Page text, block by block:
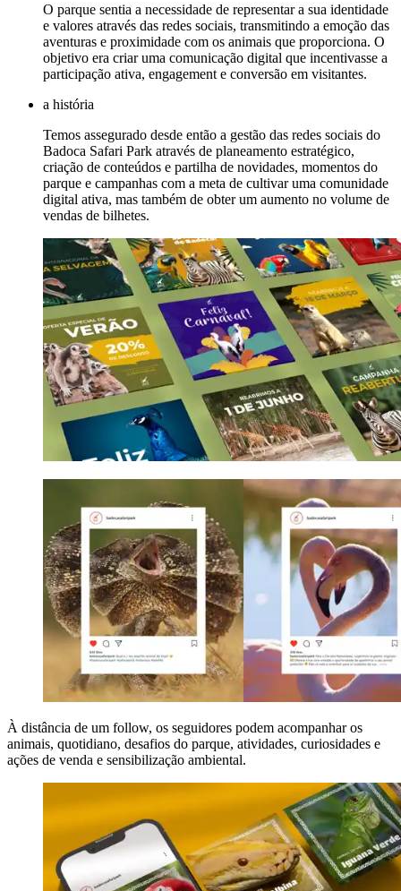
O parque sentia a necessidade de representar a sua identidade
e valores através das redes sociais, transmitindo a emoção das
aventuras e proximidade com os animais que proporciona. O
objetivo era criar uma comunicação digital que incentivasse a
participação ativa, engagement e conversão em visitantes.
a história
Temos assegurado desde então a gestão das redes sociais do
Badoca Safari Park através de planeamento estratégico,
criação de conteúdos e partilha de novidades, momentos do
parque e campanhas com a meta de cultivar uma comunidade
digital ativa, mas também de obter um aumento no volume de
vendas de bilhetes.
À distância de um follow, os seguidores podem acompanhar os
animais, quotidiano, desafios do parque, atividades, curiosidades e
ações de venda e sensibilização ambiental.